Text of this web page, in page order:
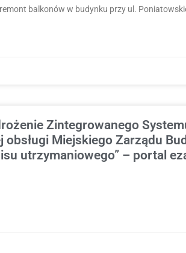
balkonów w budynku przy ul.
Zintegrowanego
Miejskiego Zarządu
utrzymaniowego” – portal